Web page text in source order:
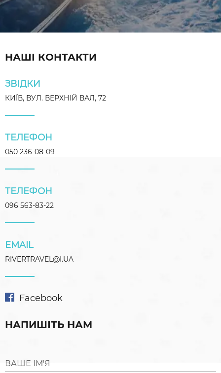
НАШІ КОНТАКТИ
ЗВІДКИ
КИЇВ, ВУЛ. ВЕРХНІЙ ВАЛ, 72
ТЕЛЕФОН
050 236-08-09
ТЕЛЕФОН
096 563-83-22
EMAIL
RIVERTRAVEL@I.UA
Facebook
НАПИШІТЬ НАМ
ВАШЕ ІМ'Я